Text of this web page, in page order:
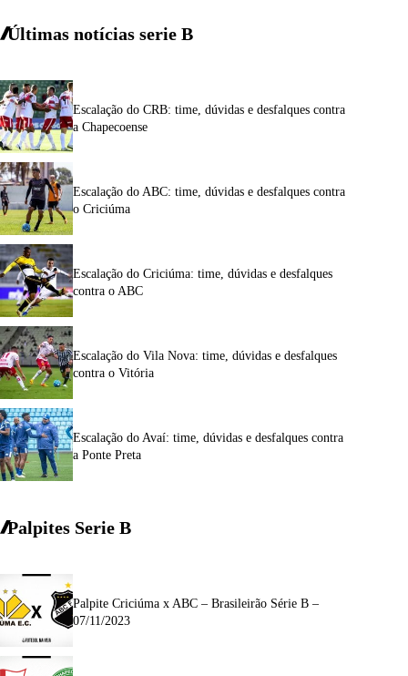
Últimas notícias serie B
Escalação do CRB: time, dúvidas e desfalques contra
a Chapecoense
Escalação do ABC: time, dúvidas e desfalques contra
o Criciúma
Escalação do Criciúma: time, dúvidas e desfalques
contra o ABC
Escalação do Vila Nova: time, dúvidas e desfalques
contra o Vitória
Escalação do Avaí: time, dúvidas e desfalques contra
a Ponte Preta
Palpites Serie B
Palpite Criciúma x ABC – Brasileirão Série B –
07/11/2023